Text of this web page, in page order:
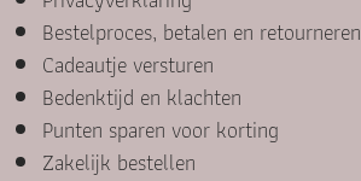
Bestelproces, betalen en retourneren
Cadeautje versturen
Bedenktijd en klachten
Punten sparen voor korting
Zakelijk bestellen